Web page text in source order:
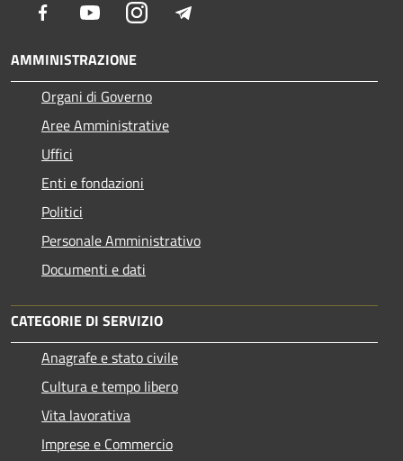
Facebook YoutubeInstagram
AMMINISTRAZIONE
Organi di Governo
Aree Amministrative
Uffici
Enti e fondazioni
Politici
Personale Amministrativo
Documenti e dati
CATEGORIE DI SERVIZIO
Anagrafe e stato civile
Cultura e tempo libero
Vita lavorativa
Imprese e Commercio